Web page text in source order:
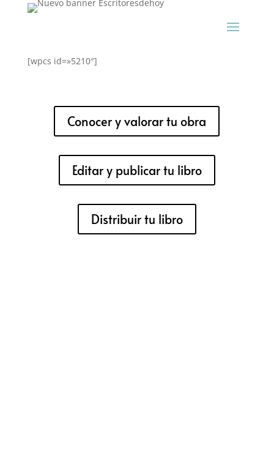
[wpcs id=»5210″]
Conocer y valorar tu obra
Editar y publicar tu libro
Distribuir tu libro